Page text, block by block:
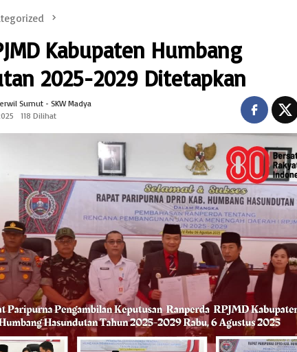
Kabupaten Humbang
2025-2029 Ditetapkan
Sumut - SKW Madya
118 Dilihat